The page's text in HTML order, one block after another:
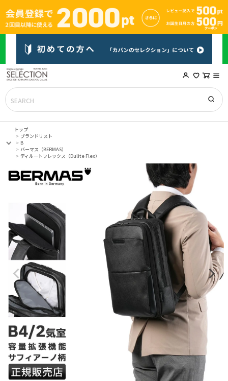
トップ
ブランドリスト
B
バーマス（BERMAS）
ディルートフレックス（Dulite Flex）